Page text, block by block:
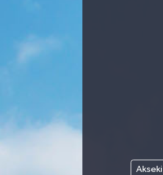
Akseki
Haber Arşivi